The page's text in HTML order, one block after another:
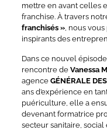
mettre en avant celles
franchise. À travers
franchisés », nous
inspirants des
Dans ce nouvel
rencontre de Vanessa
agence GÉNÉRALE
ans d’expérience en
puériculture, elle a
devenant formatrice
secteur sanitaire,